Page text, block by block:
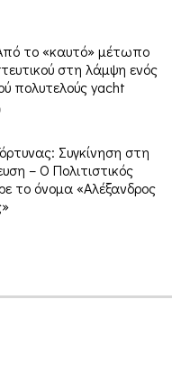
το «καυτό» μέτωπο
στη λάμψη ενός
πολυτελούς yacht
Συγκίνηση στη
– Ο Πολιτιστικός
το όνομα «Αλέξανδρος